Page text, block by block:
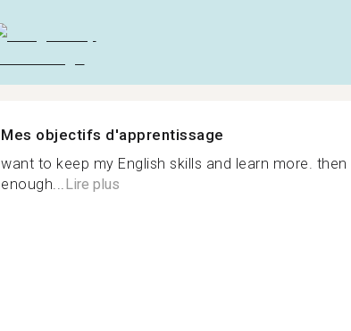
Mes objectifs d'apprentissage
want to keep my English skills and learn more. then
enough... Lire plus